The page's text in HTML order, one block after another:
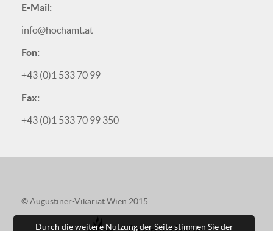
E-Mail:
info@hochamt.at
Fon:
+43 (0)1 533 70 99
Fax:
+43 (0)1 533 70 99 350
© Augustiner-Vikariat Wien 2015
Durch die weitere Nutzung der Seite stimmen Sie der